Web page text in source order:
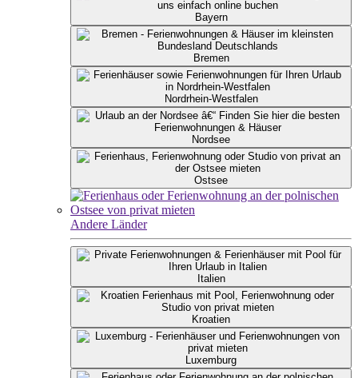
Bayern
Bremen
Nordrhein-Westfalen
Nordsee
Ostsee
Andere Länder
Italien
Kroatien
Luxemburg